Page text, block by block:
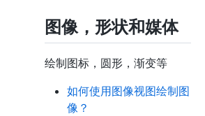
图像，形状和媒体
绘制图标，圆形，渐变等
如何使用图像视图绘制图
像？